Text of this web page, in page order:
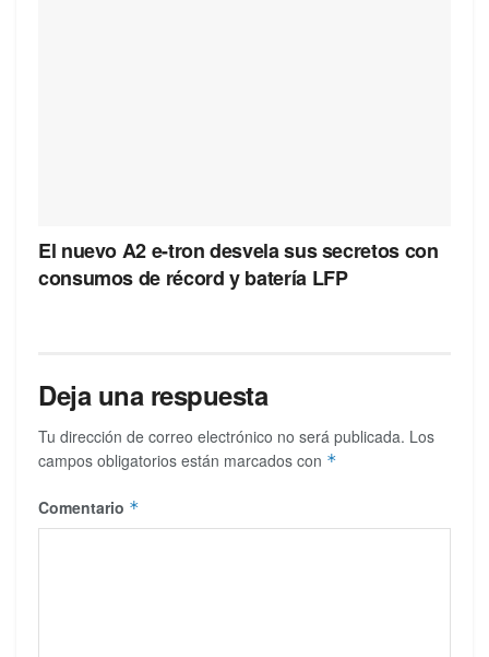
El nuevo A2 e-tron desvela sus secretos con
consumos de récord y batería LFP
Deja una respuesta
Tu dirección de correo electrónico no será publicada. Los
campos obligatorios están marcados con *
Comentario *